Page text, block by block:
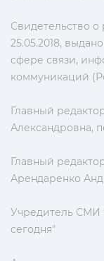
Свидетельство
25.05.2018,
сфере связи,
коммуникаций
Главный
Александровна,
Главный
Арендаренко
Учредитель СМИ
сегодня"